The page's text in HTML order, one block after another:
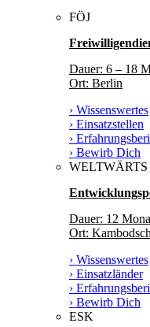
FÖJ
Dauer: 6 – 18
Ort: Berlin
› Wissenswertes
› Einsatzstellen
›
› Bewirb Dich
WELTWÄRTS
Dauer: 12
Ort:
› Wissenswertes
› Einsatzländer
›
› Bewirb Dich
ESK